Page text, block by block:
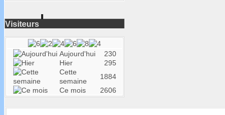
Visiteurs
Aujourd'hui
230
Hier
295
Cette
semaine
1884
Ce mois
2606